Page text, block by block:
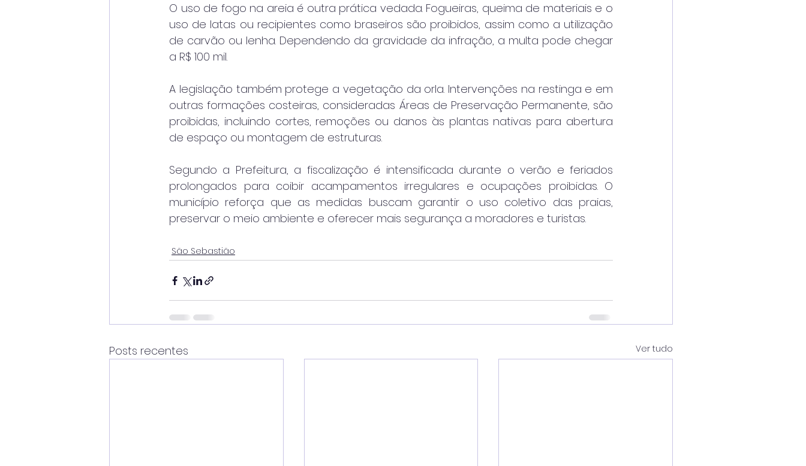
O uso de fogo na areia é outra prática vedada. Fogueiras, queima de materiais e o
uso de latas ou recipientes como braseiros são proibidos, assim como a utilização
de carvão ou lenha. Dependendo da gravidade da infração, a multa pode chegar
a R$ 100 mil.
A legislação também protege a vegetação da orla. Intervenções na restinga e em
outras formações costeiras, consideradas Áreas de Preservação Permanente, são
proibidas, incluindo cortes, remoções ou danos às plantas nativas para abertura
de espaço ou montagem de estruturas.
Segundo a Prefeitura, a fiscalização é intensificada durante o verão e feriados
prolongados para coibir acampamentos irregulares e ocupações proibidas. O
município reforça que as medidas buscam garantir o uso coletivo das praias,
preservar o meio ambiente e oferecer mais segurança a moradores e turistas.
São Sebastião
Posts recentes Ver tudo